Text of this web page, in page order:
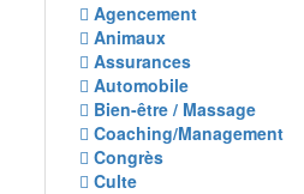
Agencement
Animaux
Assurances
Automobile
Bien-être / Massage
Coaching/Management
Congrès
Culte